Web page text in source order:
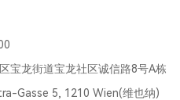
宝龙街道宝龙社区诚信路8号A栋
Gasse 5, 1210 Wien(维也纳)